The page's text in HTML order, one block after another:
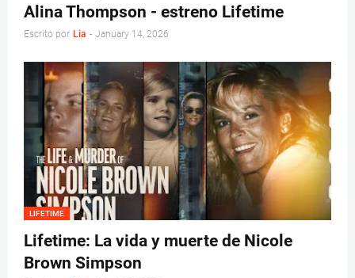
Alina Thompson - estreno Lifetime
Escrito por Lia - January 14, 2026
LIFETIME
Lifetime: La vida y muerte de Nicole
Brown Simpson